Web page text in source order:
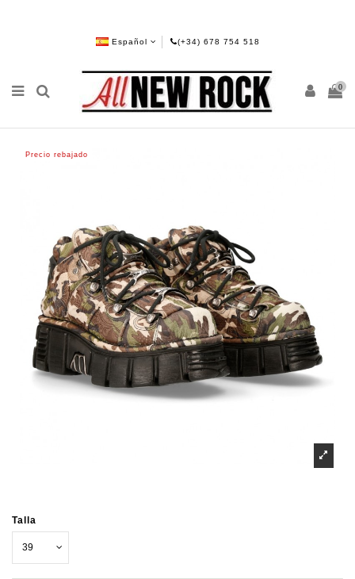
Español (+34) 678 754 518
0
Precio rebajado
Talla